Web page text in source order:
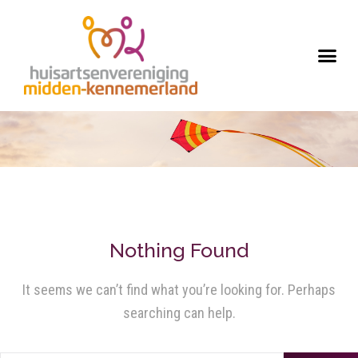
Nothing Found
It seems we can’t find what you’re looking for. Perhaps
searching can help.